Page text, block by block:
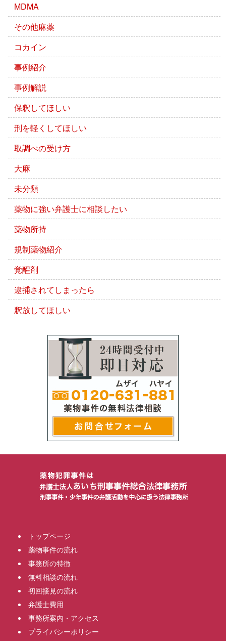
MDMA
その他麻薬
コカイン
事例紹介
事例解説
保釈してほしい
刑を軽くしてほしい
取調べの受け方
大麻
未分類
薬物に強い弁護士に相談したい
薬物所持
規制薬物紹介
覚醒剤
逮捕されてしまったら
釈放してほしい
トップページ
薬物事件の流れ
事務所の特徴
無料相談の流れ
初回接見の流れ
弁護士費用
事務所案内・アクセス
プライバシーポリシー